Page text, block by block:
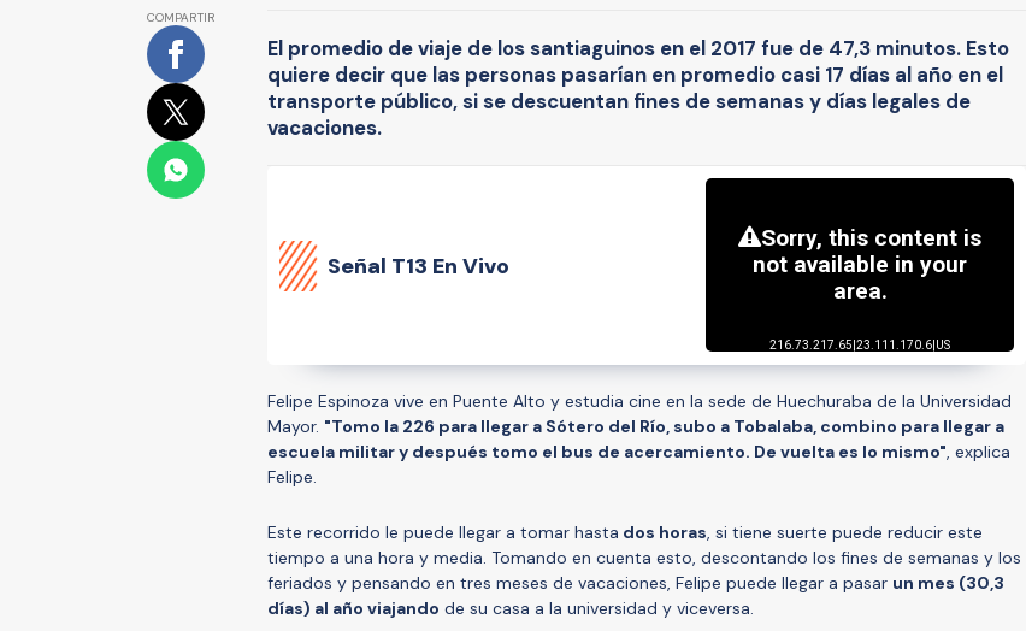
COMPARTIR
El promedio de viaje de los santiaguinos en el 2017 fue de 47,3 minutos. Esto
quiere decir que las personas pasarían en promedio casi 17 días al año en el
transporte público, si se descuentan fines de semanas y días legales de
vacaciones.
Señal T13 En Vivo
Felipe Espinoza vive en Puente Alto y estudia cine en la sede de Huechuraba de la Universidad
Mayor. "Tomo la 226 para llegar a Sótero del Río, subo a Tobalaba, combino para llegar a
escuela militar y después tomo el bus de acercamiento. De vuelta es lo mismo", explica
Felipe.
Este recorrido le puede llegar a tomar hasta dos horas, si tiene suerte puede reducir este
tiempo a una hora y media. Tomando en cuenta esto, descontando los fines de semanas y los
feriados y pensando en tres meses de vacaciones, Felipe puede llegar a pasar un mes (30,3
días) al año viajando de su casa a la universidad y viceversa.